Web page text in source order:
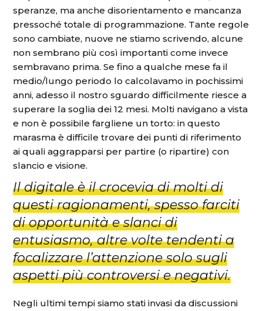
speranze, ma anche disorientamento e mancanza
pressoché totale di programmazione. Tante regole
sono cambiate, nuove ne stiamo scrivendo, alcune
non sembrano più così importanti come invece
sembravano prima. Se fino a qualche mese fa il
medio/lungo periodo lo calcolavamo in pochissimi
anni, adesso il nostro sguardo difficilmente riesce a
superare la soglia dei 12 mesi. Molti navigano a vista
e non è possibile fargliene un torto: in questo
marasma è difficile trovare dei punti di riferimento
ai quali aggrapparsi per partire (o ripartire) con
slancio e visione.
Il digitale è il crocevia di molti di
questi ragionamenti, spesso farciti
di opportunità e slanci di
entusiasmo, altre volte tendenti a
focalizzare l’attenzione solo sugli
aspetti più controversi e negativi.
Negli ultimi tempi siamo stati invasi da discussioni